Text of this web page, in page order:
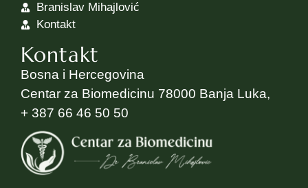
Branislav Mihajlović
Kontakt
Kontakt
Bosna i Hercegovina
Centar za Biomedicinu 78000 Banja Luka,
+ 387 66 46 50 50